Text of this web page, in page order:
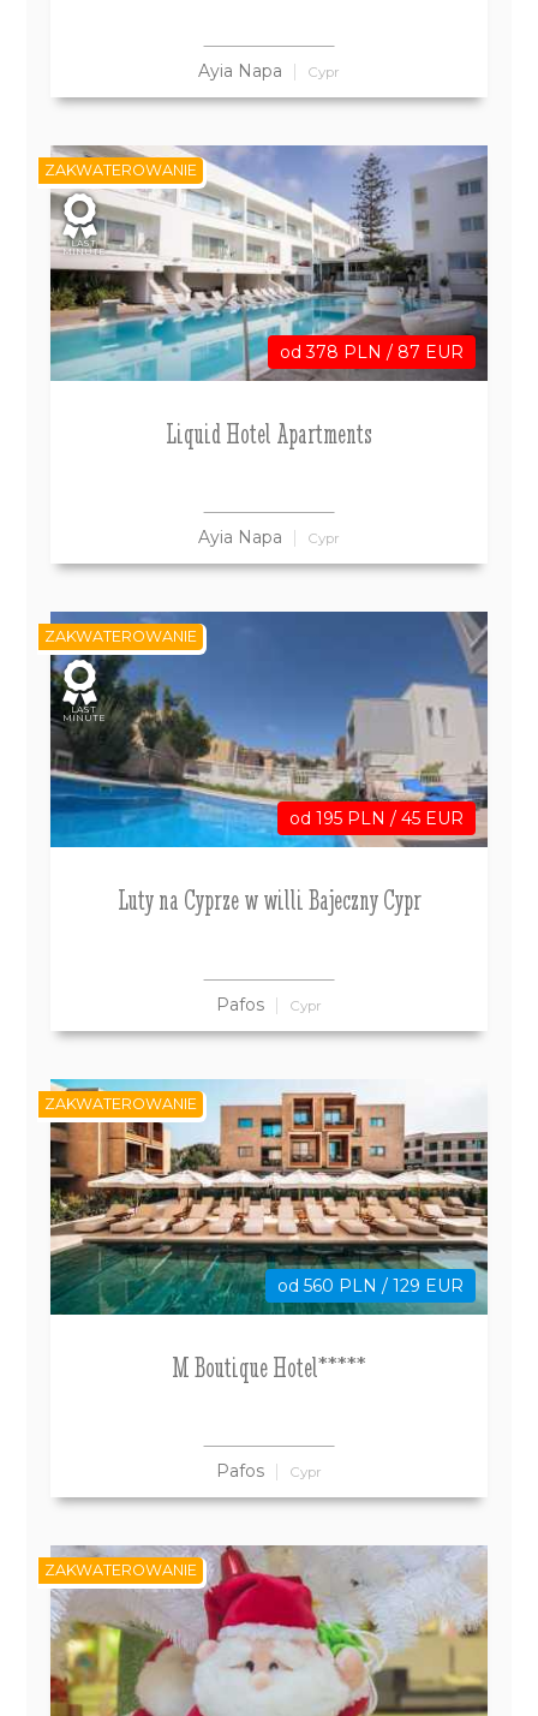
Ayia Napa Cypr
od 378 PLN / 87 EUR
Liquid Hotel Apartments
Ayia Napa Cypr
ZAKWATEROWANIE
LAST
MINUTE
od 195 PLN / 45 EUR
Luty na Cyprze w willi Bajeczny Cypr
Pafos Cypr
ZAKWATEROWANIE
LAST
MINUTE
od 560 PLN / 129 EUR
M Boutique Hotel*****
Pafos Cypr
ZAKWATEROWANIE
ZAKWATEROWANIE